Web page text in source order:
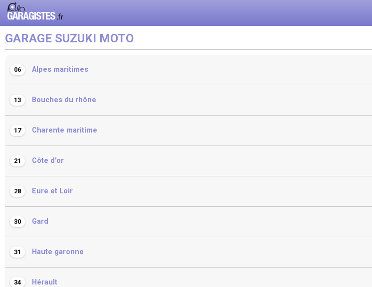
GARAGE SUZUKI MOTO
06 Alpes maritimes
13 Bouches du rhône
17 Charente maritime
21 Côte d'or
28 Eure et Loir
30 Gard
31 Haute garonne
34 Hérault